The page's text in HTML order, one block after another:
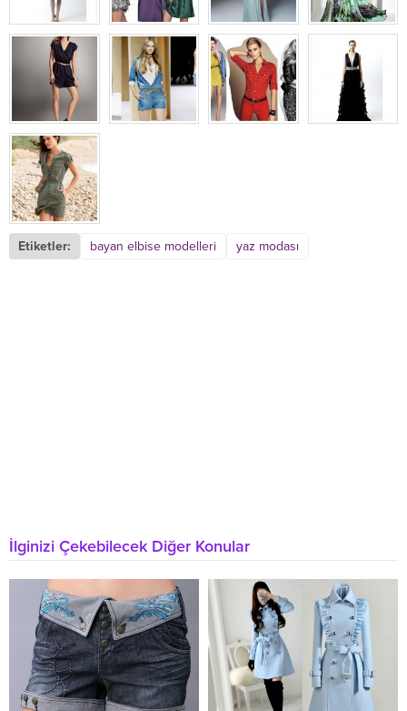
Etiketler: bayan elbise modelleri yaz modası
İlginizi Çekebilecek Diğer Konular